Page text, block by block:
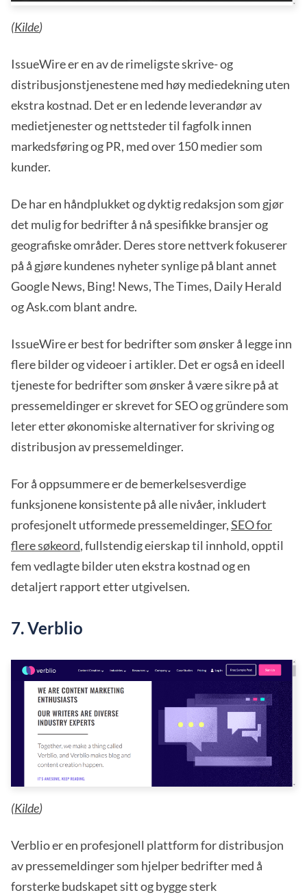
(Kilde)
IssueWire er en av de rimeligste skrive- og
distribusjonstjenestene med høy mediedekning uten
ekstra kostnad. Det er en ledende leverandør av
medietjenester og nettsteder til fagfolk innen
markedsføring og PR, med over 150 medier som
kunder.
De har en håndplukket og dyktig redaksjon som gjør
det mulig for bedrifter å nå spesifikke bransjer og
geografiske områder. Deres store nettverk fokuserer
på å gjøre kundenes nyheter synlige på blant annet
Google News, Bing! News, The Times, Daily Herald
og Ask.com blant andre.
IssueWire er best for bedrifter som ønsker å legge inn
flere bilder og videoer i artikler. Det er også en ideell
tjeneste for bedrifter som ønsker å være sikre på at
pressemeldinger er skrevet for SEO og gründere som
leter etter økonomiske alternativer for skriving og
distribusjon av pressemeldinger.
For å oppsummere er de bemerkelsesverdige
funksjonene konsistente på alle nivåer, inkludert
profesjonelt utformede pressemeldinger,SEO for
flere søkeord, fullstendig eierskap til innhold, opptil
fem vedlagte bilder uten ekstra kostnad og en
detaljert rapport etter utgivelsen.
7. Verblio
(Kilde)
Verblio er en profesjonell plattform for distribusjon
av pressemeldinger som hjelper bedrifter med å
forsterke budskapet sitt og bygge sterk